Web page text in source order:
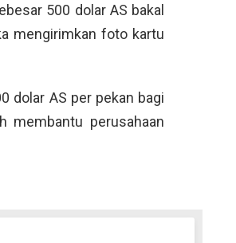
500 dolar AS bakal
mengirimkan foto kartu
dolar AS per pekan bagi
membantu perusahaan